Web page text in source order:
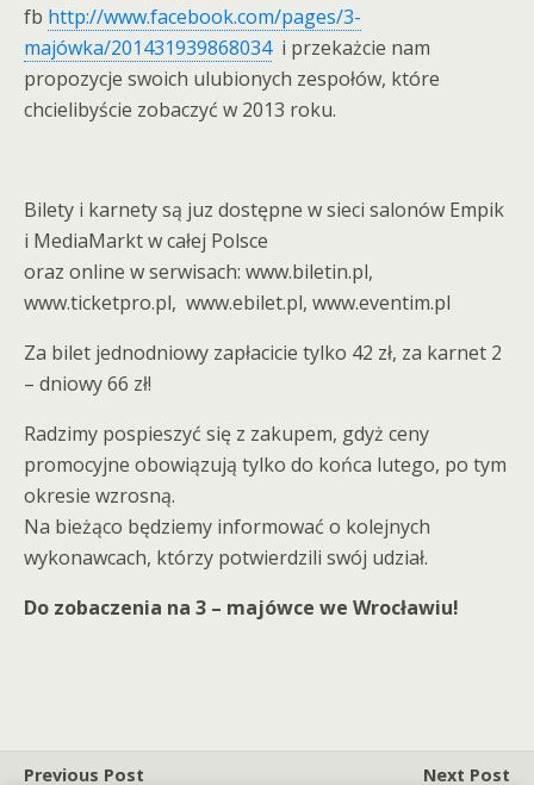
fb http://www.facebook.com/pages/3-
majówka/201431939868034i przekażcie nam
propozycje swoich ulubionych zespołów, które
chcielibyście zobaczyć w 2013 roku.
Bilety i karnety są juz dostępne w sieci salonów Empik
i MediaMarkt w całej Polsce
oraz online w serwisach: www.biletin.pl,
www.ticketpro.pl, www.ebilet.pl, www.eventim.pl
Za bilet jednodniowy zapłacicie tylko 42 zł, za karnet 2
– dniowy 66 zł!
Radzimy pospieszyć się z zakupem, gdyż ceny
promocyjne obowiązują tylko do końca lutego, po tym
okresie wzrosną.
Na bieżąco będziemy informować o kolejnych
wykonawcach, którzy potwierdzili swój udział.
Do zobaczenia na 3 – majówce we Wrocławiu!
Previous Post Next Post